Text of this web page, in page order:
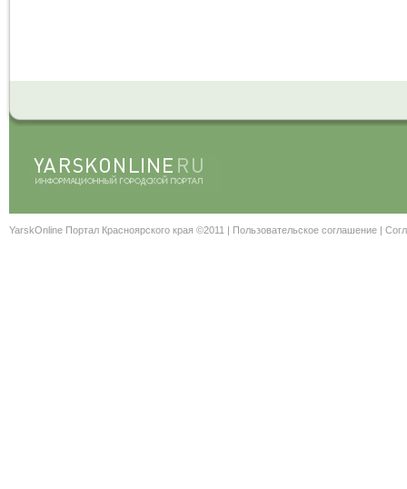
YarskOnline Портал Красноярского края ©2011 | Пользовательское соглашение |